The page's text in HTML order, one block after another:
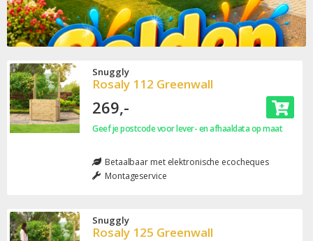
Snuggly
Rosaly 112 Greenwall
269,-
Geef je postcode voor lever- en afhaaldata op maat
Betaalbaar met elektronische ecocheques
Montageservice
Snuggly
Rosaly 125 Greenwall